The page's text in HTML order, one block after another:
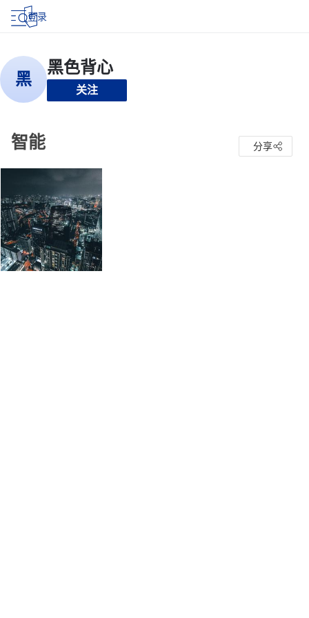
登录
关注
智能 分享